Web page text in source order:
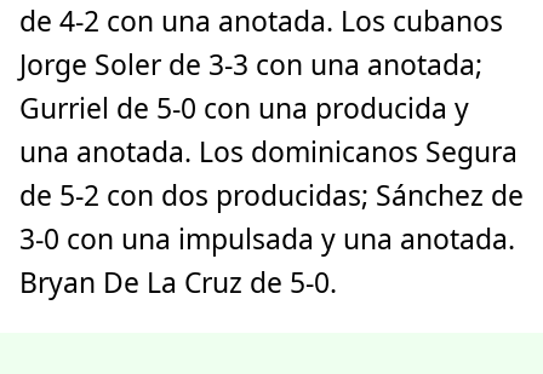
de 4-2 con una anotada. Los cubanos
Jorge Soler de 3-3 con una anotada;
Gurriel de 5-0 con una producida y
una anotada. Los dominicanos Segura
de 5-2 con dos producidas; Sánchez de
3-0 con una impulsada y una anotada.
Bryan De La Cruz de 5-0.